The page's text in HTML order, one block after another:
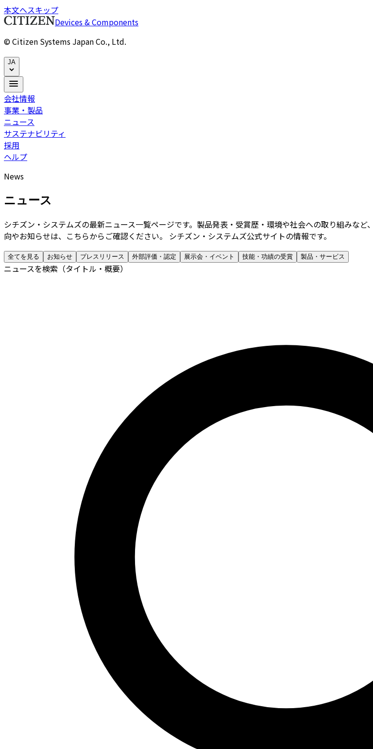
本文へスキップ
Devices & Components
© Citizen Systems Japan Co., Ltd.
JA
会社情報
事業・製品
ニュース
サステナビリティ
採用
ヘルプ
News
ニュース
シチズン・システムズの最新ニュース一覧ページです。製品発表・受賞歴・環境や社会への取り組みな
向やお知らせは、こちらからご確認ください。 シチズン・システムズ公式サイトの情報です。
全てを見る お知らせ プレスリリース 外部評価・認定 展示会・イベント 技能・功績の受賞 製品・サービス
ニュースを検索（タイトル・概要）